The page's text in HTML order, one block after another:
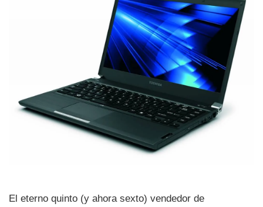
El eterno quinto (y ahora sexto) vendedor de